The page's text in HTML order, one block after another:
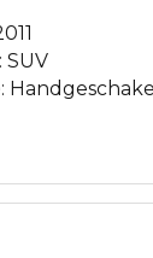
SUV